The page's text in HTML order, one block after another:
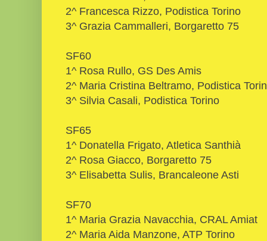
2^ Francesca Rizzo, Podistica Torino
3^ Grazia Cammalleri, Borgaretto 75
SF60
1^ Rosa Rullo, GS Des Amis
2^ Maria Cristina Beltramo, Podistica
3^ Silvia Casali, Podistica Torino
SF65
1^ Donatella Frigato, Atletica Santhià
2^ Rosa Giacco, Borgaretto 75
3^ Elisabetta Sulis, Brancaleone Asti
SF70
1^ Maria Grazia Navacchia, CRAL Amiat
2^ Maria Aida Manzone, ATP Torino